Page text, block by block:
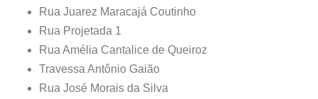
Rua Juarez Maracajá Coutinho
Rua Projetada 1
Rua Amélia Cantalice de Queiroz
Travessa Antônio Gaião
Rua José Morais da Silva